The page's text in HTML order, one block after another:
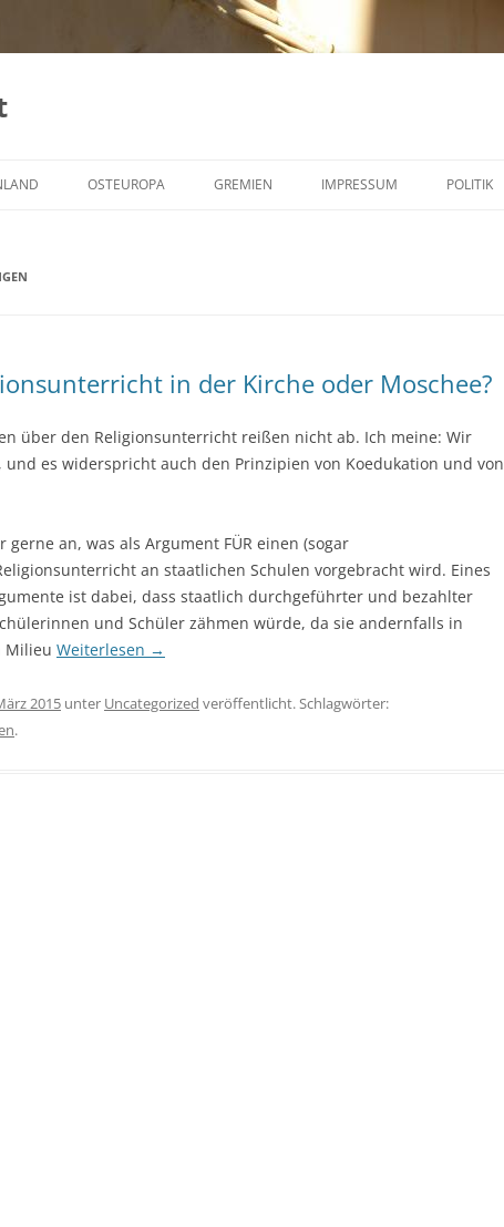
OSTEUROPA GREMIEN IMPRESSUM POLITIK
in der Kirche oder Moschee?
über den Religionsunterricht reißen nicht ab. Ich meine: Wir
und es widerspricht auch den Prinzipien von Koedukation und von
an, was als Argument FÜR einen (sogar
an staatlichen Schulen vorgebracht wird. Eines
ist dabei, dass staatlich durchgeführter und bezahlter
und Schüler zähmen würde, da sie andernfalls in
Milieu Weiterlesen →
2015 unter Uncategorized veröffentlicht. Schlagwörter:
.